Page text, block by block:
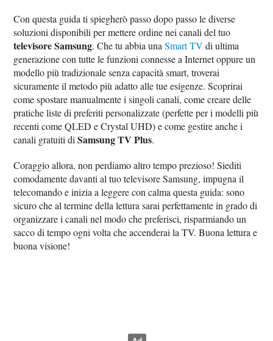
Con questa guida ti spiegherò passo dopo passo le diverse
soluzioni disponibili per mettere ordine nei canali del tuo
televisore Samsung. Che tu abbia unaSmart TV di ultima
generazione con tutte le funzioni connesse a Internet oppure un
modello più tradizionale senza capacità smart, troverai
sicuramente il metodo più adatto alle tue esigenze. Scoprirai
come spostare manualmente i singoli canali, come creare delle
pratiche liste di preferiti personalizzate (perfette per i modelli più
recenti come QLED e Crystal UHD) e come gestire anche i
canali gratuiti diSamsung TV Plus.
Coraggio allora, non perdiamo altro tempo prezioso! Siediti
comodamente davanti al tuo televisore Samsung, impugna il
telecomando e inizia a leggere con calma questa guida: sono
sicuro che al termine della lettura sarai perfettamente in grado di
organizzare i canali nel modo che preferisci, risparmiando un
sacco di tempo ogni volta che accenderai la TV. Buona lettura e
buona visione!